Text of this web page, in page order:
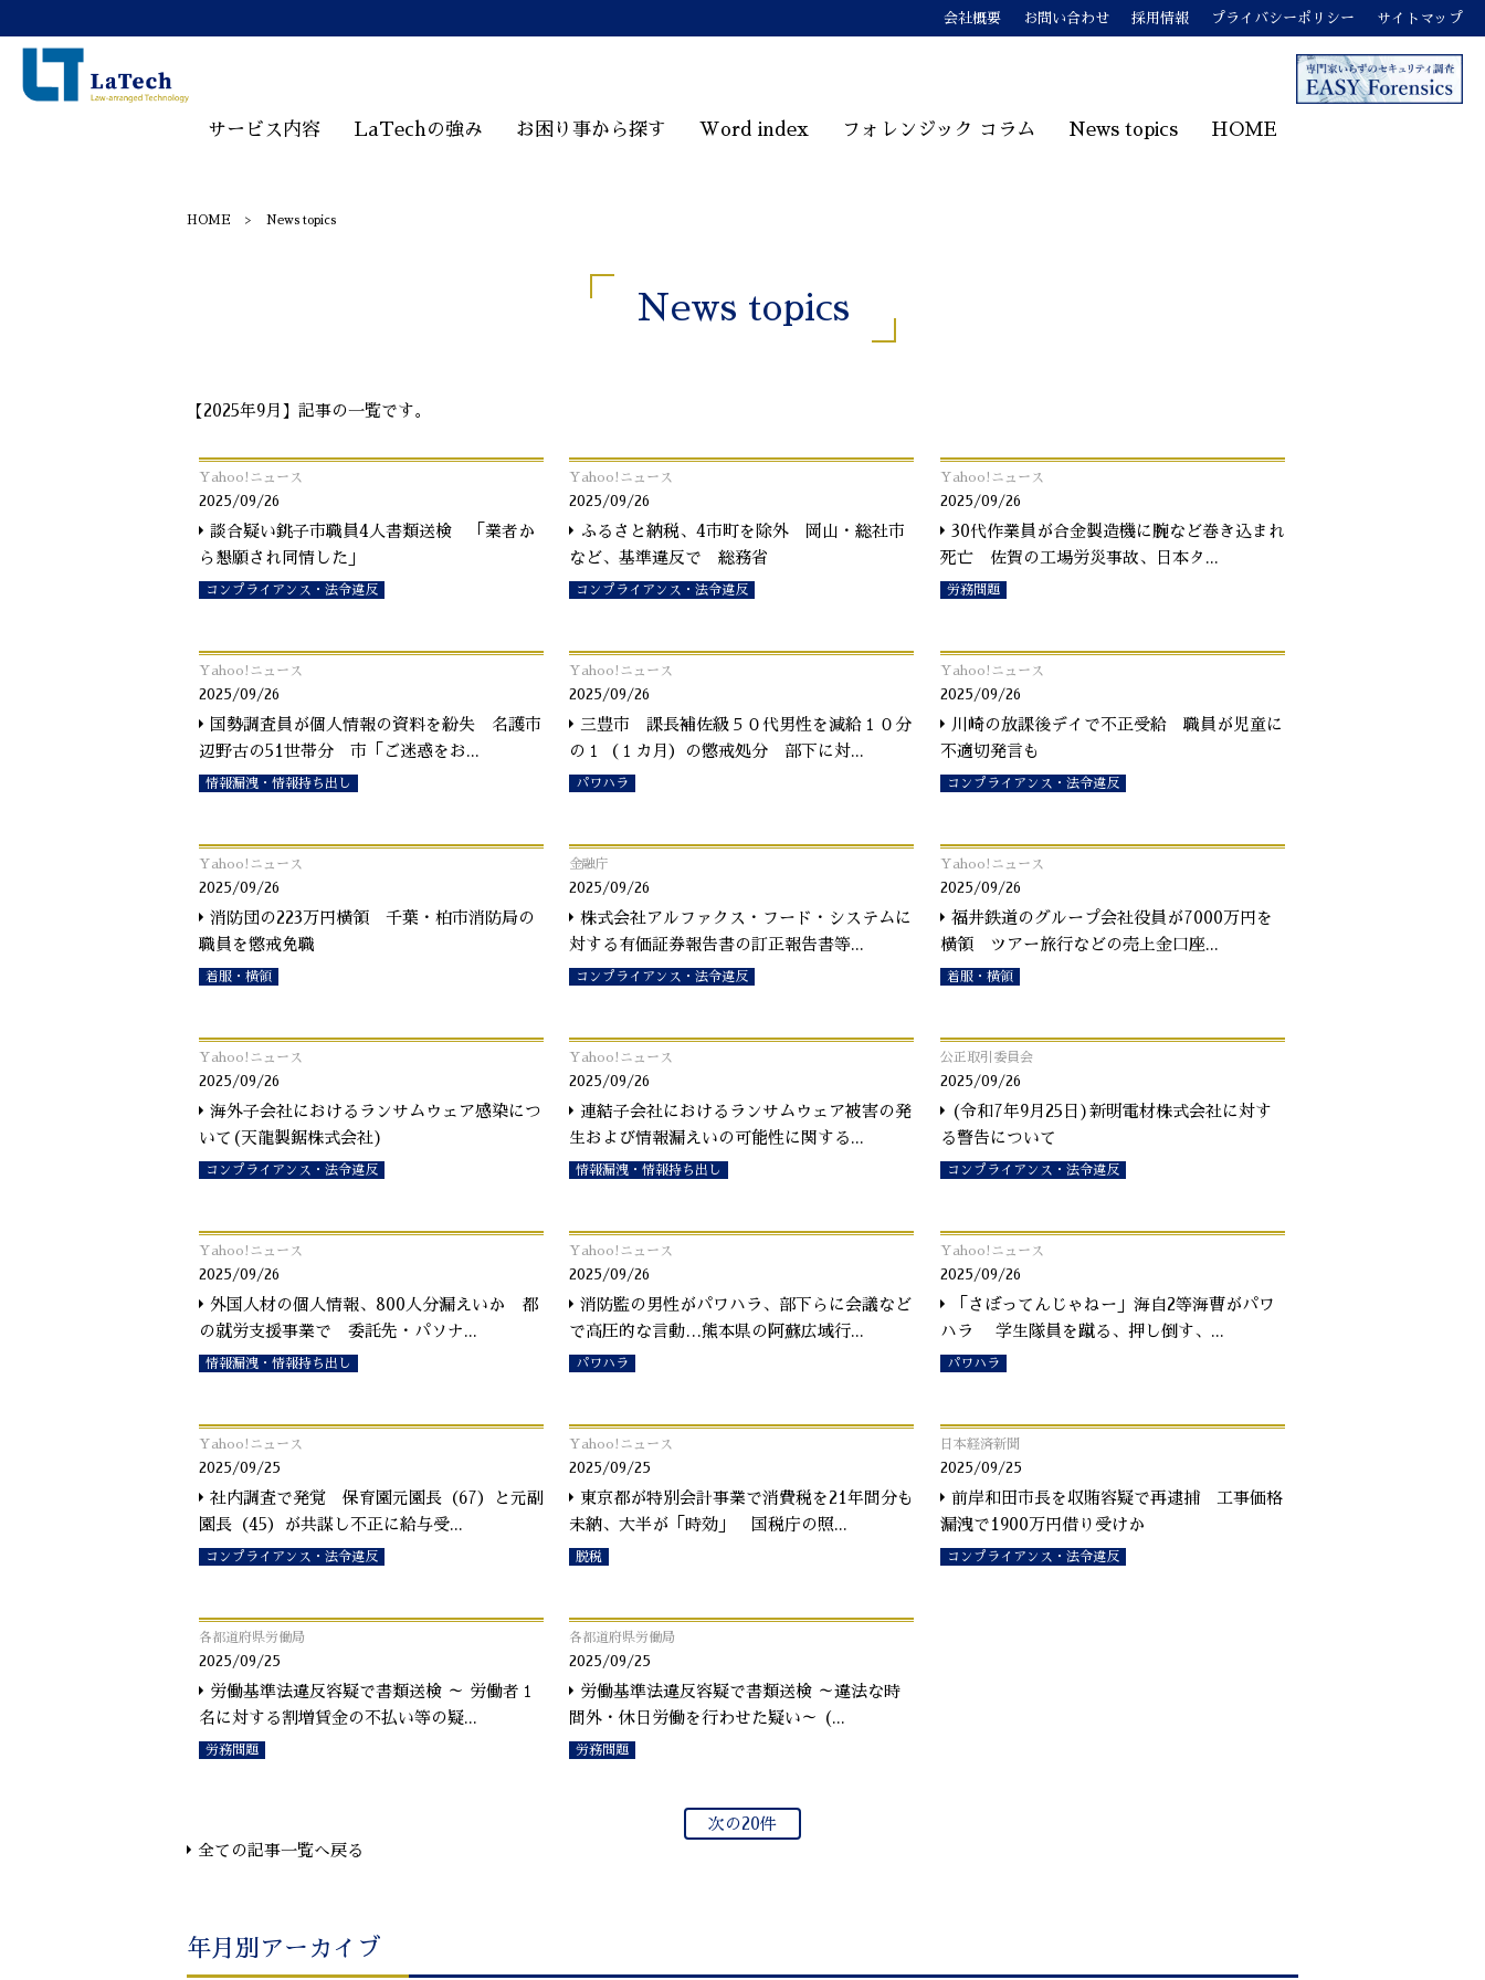
会社概要 お問い合わせ 採用情報 プライバシーポリシー サイトマップ
サービス内容 LaTechの強み お困り事から探す Word index フォレンジック コラム News topics HOME
HOME News topics
News topics
【2025年9月】記事の一覧です。
Yahoo!ニュース
2025/09/26
談合疑い銚子市職員4人書類送検 「業者か
ら懇願され同情した」
コンプライアンス・法令違反
Yahoo!ニュース
2025/09/26
ふるさと納税、4市町を除外 岡山・総社市
など、基準違反で 総務省
コンプライアンス・法令違反
Yahoo!ニュース
2025/09/26
30代作業員が合金製造機に腕など巻き込まれ
死亡 佐賀の工場労災事故、日本タ ...
労務問題
Yahoo!ニュース
2025/09/26
国勢調査員が個人情報の資料を紛失 名護市
辺野古の51世帯分 市「ご迷惑をお ...
情報漏洩・情報持ち出し
Yahoo!ニュース
2025/09/26
三豊市 課長補佐級５０代男性を減給１０分
の１（１カ月）の懲戒処分 部下に対...
パワハラ
Yahoo!ニュース
2025/09/26
川崎の放課後デイで不正受給 職員が児童に
不適切発言も
コンプライアンス・法令違反
Yahoo!ニュース
2025/09/26
消防団の223万円横領 千葉・柏市消防局の
職員を懲戒免職
着服・横領
金融庁
2025/09/26
株式会社アルファクス・フード・システムに
対する有価証券報告書の訂正報告書等...
コンプライアンス・法令違反
Yahoo!ニュース
2025/09/26
福井鉄道のグループ会社役員が7000万円を
横領 ツアー旅行などの売上金口座...
着服・横領
Yahoo!ニュース
2025/09/26
海外子会社におけるランサムウェア感染につ
いて(天龍製鋸株式会社)
コンプライアンス・法令違反
Yahoo!ニュース
2025/09/26
連結子会社におけるランサムウェア被害の発
生および情報漏えいの可能性に関する ...
情報漏洩・情報持ち出し
公正取引委員会
2025/09/26
(令和7年9月25日)新明電材株式会社に対す
る警告について
コンプライアンス・法令違反
Yahoo!ニュース
2025/09/26
外国人材の個人情報、800人分漏えいか 都
の就労支援事業で 委託先・パソナ ...
情報漏洩・情報持ち出し
Yahoo!ニュース
2025/09/26
消防監の男性がパワハラ、部下らに会議など
で高圧的な言動…熊本県の阿蘇広域行...
パワハラ
Yahoo!ニュース
2025/09/26
「さぼってんじゃねー」海自2等海曹がパワ
ハラ 学生隊員を蹴る、押し倒す、 ...
パワハラ
Yahoo!ニュース
2025/09/25
社内調査で発覚 保育園元園長（67）と元副
園長（45）が共謀し不正に給与受...
コンプライアンス・法令違反
Yahoo!ニュース
2025/09/25
東京都が特別会計事業で消費税を21年間分も
未納、大半が「時効」 国税庁の照...
脱税
日本経済新聞
2025/09/25
前岸和田市長を収賄容疑で再逮捕 工事価格
漏洩で1900万円借り受けか
コンプライアンス・法令違反
各都道府県労働局
2025/09/25
労働基準法違反容疑で書類送検 ～ 労働者１
名に対する割増賃金の不払い等の疑...
労務問題
各都道府県労働局
2025/09/25
労働基準法違反容疑で書類送検 ～違法な時
間外・休日労働を行わせた疑い～ (...
労務問題
次の20件
全ての記事一覧へ戻る
年月別アーカイブ